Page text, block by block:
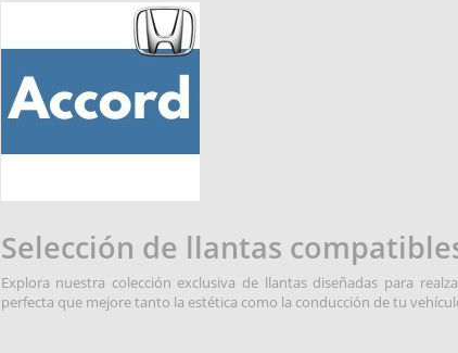
Selección de llantas
Explora nuestra colección exclusiva de llantas diseñadas para
perfecta que mejore tanto la estética como la conducción de tu